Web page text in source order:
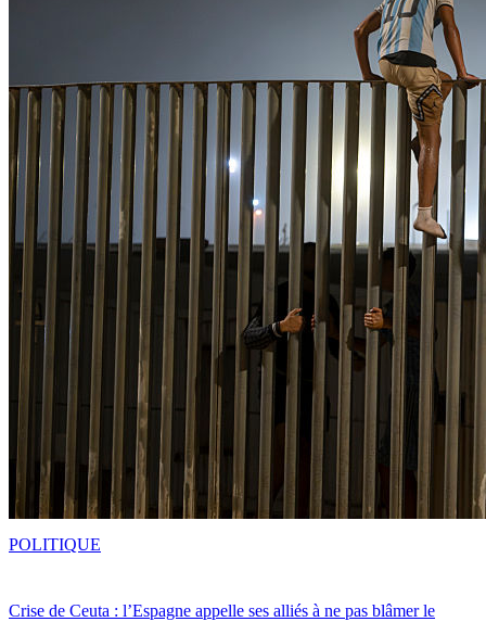
Crise de Ceuta : l’Espagne appelle ses alliés à ne pas blâmer le
POLITIQUE